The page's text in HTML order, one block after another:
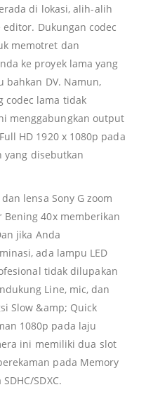
di lokasi, alih-alih
Dukungan codec
memotret dan
ke proyek lama yang
bahkan DV. Namun,
codec lama tidak
menggabungkan output
HD 1920 x 1080p pada
yang disebutkan
lensa Sony G zoom
Bening 40x memberikan
jika Anda
ada lampu LED
tidak dilupakan
Line, mic, dan
Slow &amp; Quick
1080p pada laju
ini memiliki dua slot
pada Memory
SDXC.